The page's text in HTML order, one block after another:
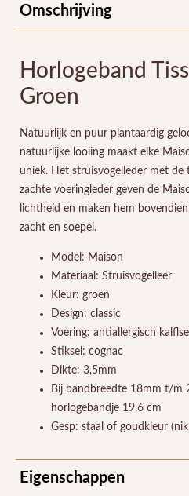
Omschrijving
Horlogeband
Groen
Natuurlijk en puur plantaardig
natuurlijke looiing maakt elke
uniek. Het struisvogelleder met
zachte voeringleder geven de
lichtheid en maken hem
zacht en soepel.
Model: Maison
Materiaal: Struisvogelleer
Kleur: groen
Design: classic
Voering: antiallergisch
Stiksel: cognac
Dikte: 3,5mm
Bij bandbreedte 18mm t/m
horlogebandje 19,6 cm
Gesp: staal of goudkleur
Eigenschappen